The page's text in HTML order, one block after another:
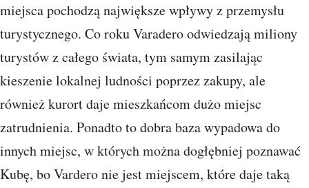
miejsca pochodzą największe wpływy z przemysłu
turystycznego. Co roku Varadero odwiedzają miliony
turystów z całego świata, tym samym zasilając
kieszenie lokalnej ludności poprzez zakupy, ale
również kurort daje mieszkańcom dużo miejsc
zatrudnienia. Ponadto to dobra baza wypadowa do
innych miejsc, w których można dogłębniej poznawać
Kubę, bo Vardero nie jest miejscem, które daje taką